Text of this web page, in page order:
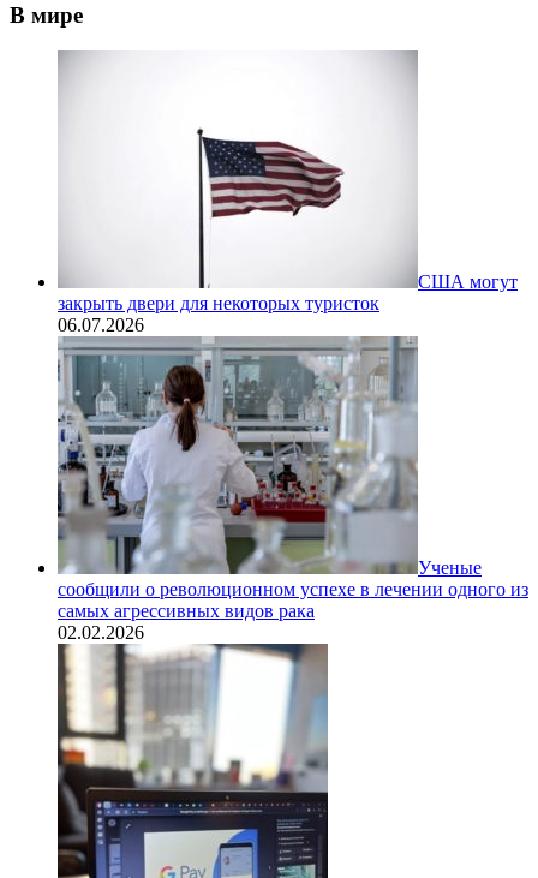
В мире
США могут
закрыть двери для некоторых туристок
06.07.2026
Ученые
сообщили о революционном успехе в лечении одного из
самых агрессивных видов рака
02.02.2026